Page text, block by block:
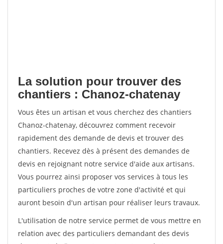
La solution pour trouver des
chantiers : Chanoz-chatenay
Vous êtes un artisan et vous cherchez des chantiers
Chanoz-chatenay, découvrez comment recevoir
rapidement des demande de devis et trouver des
chantiers. Recevez dès à présent des demandes de
devis en rejoignant notre service d'aide aux artisans.
Vous pourrez ainsi proposer vos services à tous les
particuliers proches de votre zone d'activité et qui
auront besoin d'un artisan pour réaliser leurs travaux.
L'utilisation de notre service permet de vous mettre en
relation avec des particuliers demandant des devis